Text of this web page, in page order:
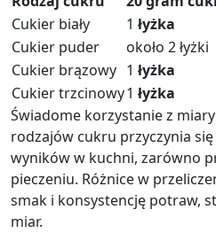
Cukier biały
1 łyżka
Cukier puder
około 2 łyżki
Cukier brązowy 1 łyżka
Cukier trzcinowy1 łyżka
Świadome korzystanie z
rodzajów cukru przyczynia
wyników w kuchni, zarówno
pieczeniu. Różnice w
smak i konsystencję potraw,
miar.